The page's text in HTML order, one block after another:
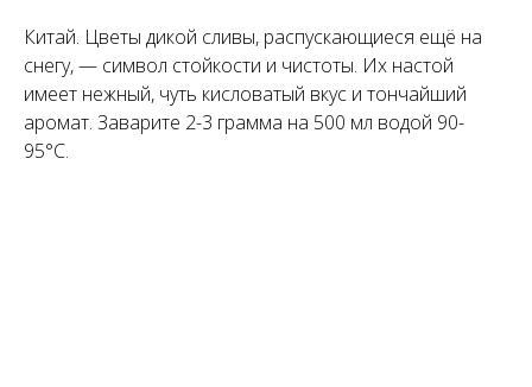
Китай. Цветы дикой сливы, распускающиеся ещё на
снегу, — символ стойкости и чистоты. Их настой
имеет нежный, чуть кисловатый вкус и тончайший
аромат. Заварите 2-3 грамма на 500 мл водой 90-
95°C.